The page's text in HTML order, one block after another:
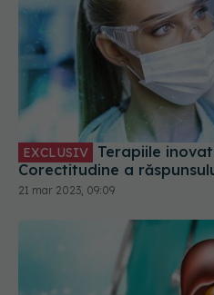
EXCLUSIV
Corectitudine a
21 mar 2023, 09:09